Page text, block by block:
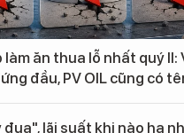
làm ăn thua lỗ nhất quý II:
đầu, PV OIL cũng có
đua", lãi suất khi nào hạ